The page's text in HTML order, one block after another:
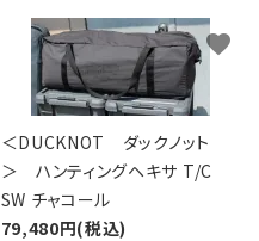
＜DUCKNOT ダックノット
＞ ハンティングヘキサ T/C
SW チャコール
79,480円(税込)
favorite